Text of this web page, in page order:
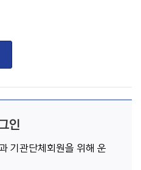
인
기관단체회원을 위해 운